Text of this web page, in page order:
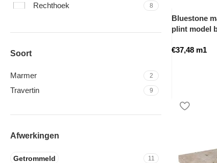
Rechthoek 8
Soort
Marmer 2
Travertin 9
Afwerkingen
Getrommeld 11
Bluestone
plint model
€37,48 m1